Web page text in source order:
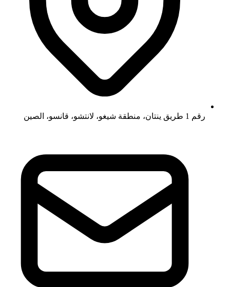
رقم 1 طريق ينتان، منطقة شيغو، لانتشو، قانسو، الصين